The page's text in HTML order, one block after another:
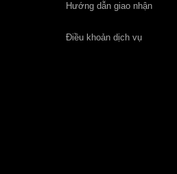
Hướng dẫn giao nhận
Điều khoản dịch vụ